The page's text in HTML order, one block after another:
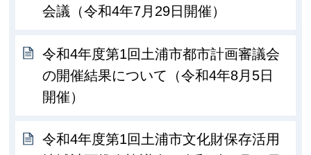
会議（令和4年7月29日開催）
令和4年度第1回土浦市都市計画審議会
の開催結果について（令和4年8月5日
開催）
令和4年度第1回土浦市文化財保存活用